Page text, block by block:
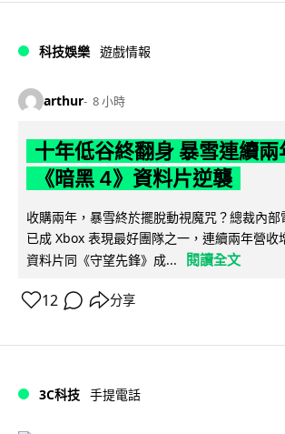
科技娛樂 遊戲情報
arthur 8 小時
十年低谷終翻身 暴雪連續兩
《暗黑 4》資料片逆襲
收購兩年，暴雪終於擺脫動視魔咒？總裁內部
已成 Xbox 表現最好團隊之一，連續兩年營收
資料片同《守望先鋒》成...
閱讀全文
12 分享
3C科技 手提電話